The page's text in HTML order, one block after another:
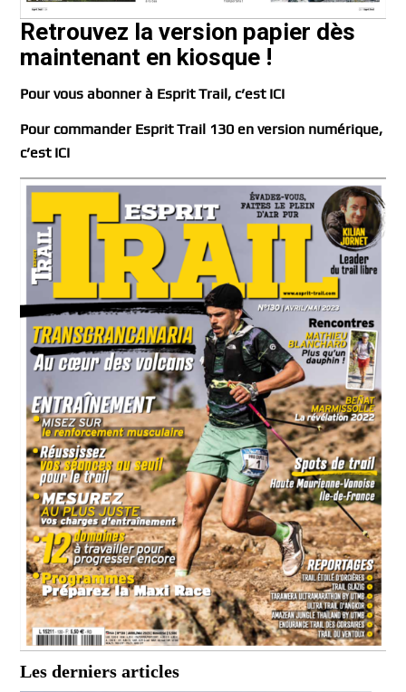
Retrouvez la version papier dès
maintenant en kiosque !
Pour vous abonner à Esprit Trail, c’est ICI
Pour commander Esprit Trail 130 en version numérique,
c’est ICI
Les derniers articles